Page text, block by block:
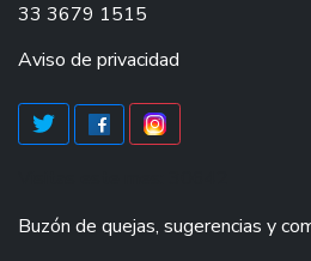
33 3679 1515
Aviso de privacidad
Buzón de quejas, sugerencias y